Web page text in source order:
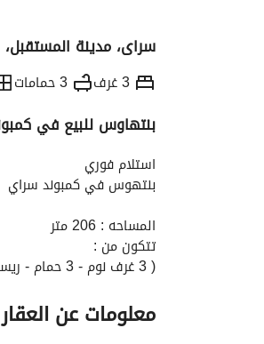
سراى، مدينة المستقبل،
3 غرف 3 حمامات
بنتهاوس للبيع في
استلام فوري
بنتهوس في كمبوند سراي
المساحه : 206 متر
تتكون من :
( 3 غرف نوم - 3 حمام - ريسبشن كبير - مطبخ )
السعر الاجمالي : 8.200. 000 جنيه
معلومات عن العقار